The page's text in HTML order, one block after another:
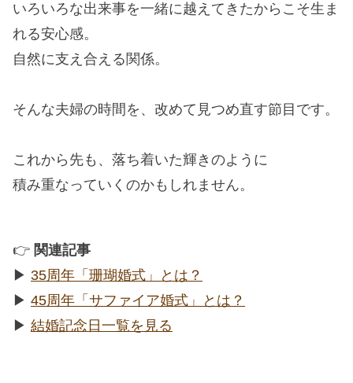
いろいろな出来事を一緒に越えてきたからこそ生ま
れる安心感。
自然に支え合える関係。
そんな夫婦の時間を、改めて見つめ直す節目です。
これから先も、落ち着いた輝きのように
積み重なっていくのかもしれません。
👉 関連記事
▶︎ 35周年「珊瑚婚式」とは？
▶︎ 45周年「サファイア婚式」とは？
▶︎ 結婚記念日一覧を見る